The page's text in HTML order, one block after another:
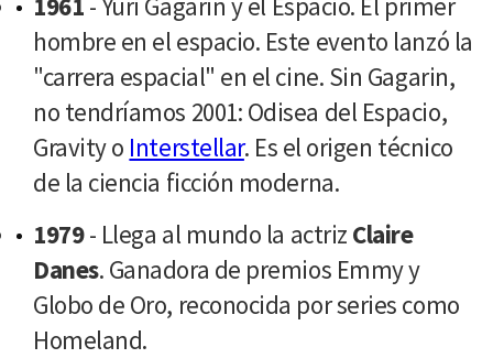
hombre en el espacio. Este evento lanzó la
"carrera espacial" en el cine. Sin Gagarin,
no tendríamos 2001: Odisea del Espacio,
Gravity o Interstellar. Es el origen técnico
de la ciencia ficción moderna.
1979- Llega al mundo la actriz Claire
Danes. Ganadora de premios Emmy y
Globo de Oro, reconocida por series como
Homeland.